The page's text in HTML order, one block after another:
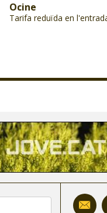
Ocine
Tarifa reduïda en